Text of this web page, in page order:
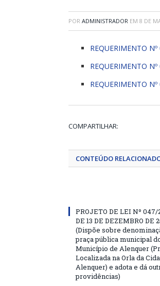
POR ADMINISTRADOR EM 8 DE
REQUERIMENTO
REQUERIMENTO
REQUERIMENTO
COMPARTILHAR:
CONTEÚDO
PROJETO DE LEI Nº 047/
DE 13 DE DEZEMBRO DE
(Dispõe sobre
praça pública municipal
Município de Alenquer
Localizada na Orla da
Alenquer) e adota e dá
providências)